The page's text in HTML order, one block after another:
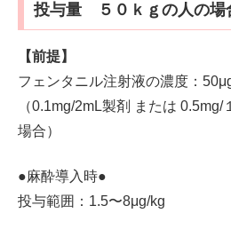
投与量 ５０ｋｇの人の場
【前提】
フェンタニル注射液の濃度：
（0.1mg/2mL製剤 または
場合）
●麻酔導入時●
投与範囲：1.5〜8μg/kg